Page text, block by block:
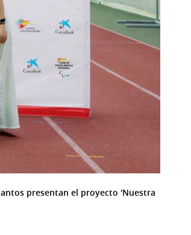
presentan el proyecto 'Nuestra